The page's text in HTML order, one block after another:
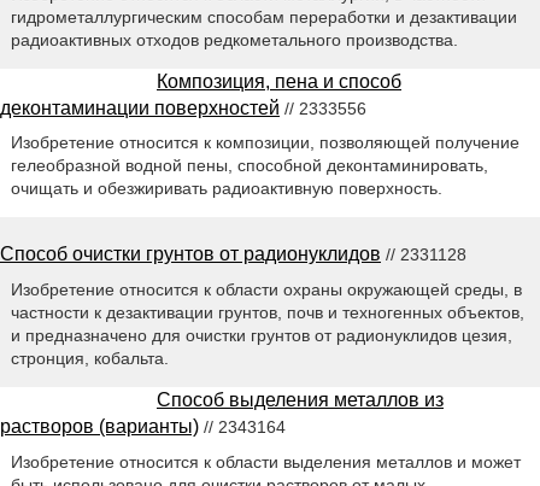
гидрометаллургическим способам переработки и дезактивации
радиоактивных отходов редкометального производства.
Композиция, пена и способ
деконтаминации поверхностей // 2333556
Изобретение относится к композиции, позволяющей получение
гелеобразной водной пены, способной деконтаминировать,
очищать и обезжиривать радиоактивную поверхность.
Способ очистки грунтов от радионуклидов // 2331128
Изобретение относится к области охраны окружающей среды, в
частности к дезактивации грунтов, почв и техногенных объектов,
и предназначено для очистки грунтов от радионуклидов цезия,
стронция, кобальта.
Способ выделения металлов из
растворов (варианты) // 2343164
Изобретение относится к области выделения металлов и может